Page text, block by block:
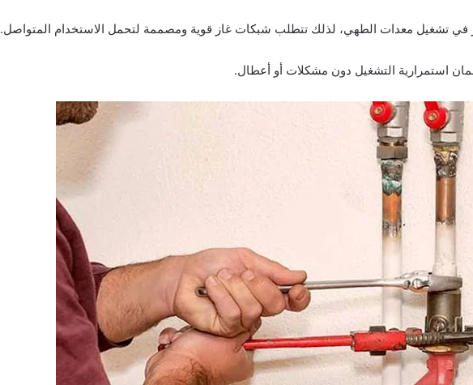
في تشغيل معدات الطهي، لذلك تتطلب شبكات غاز قوية ومصممة لتحمل الاستخدام المتواصل.
استمرارية التشغيل دون مشكلات أو أعطال.